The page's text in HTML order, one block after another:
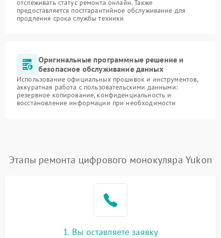
отслеживать статус ремонта онлайн. Также
предоставляется постгарантийное обслуживание для
продления срока службы техники
Оригинальные программные решение и
безопасное обслуживание данных
Использование официальных прошивок и инструментов,
аккуратная работа с пользовательскими данными:
резервное копирование, конфиденциальность и
восстановление информации при необходимости
Этапы ремонта цифрового монокуляра Yukon
1. Вы оставляете заявку